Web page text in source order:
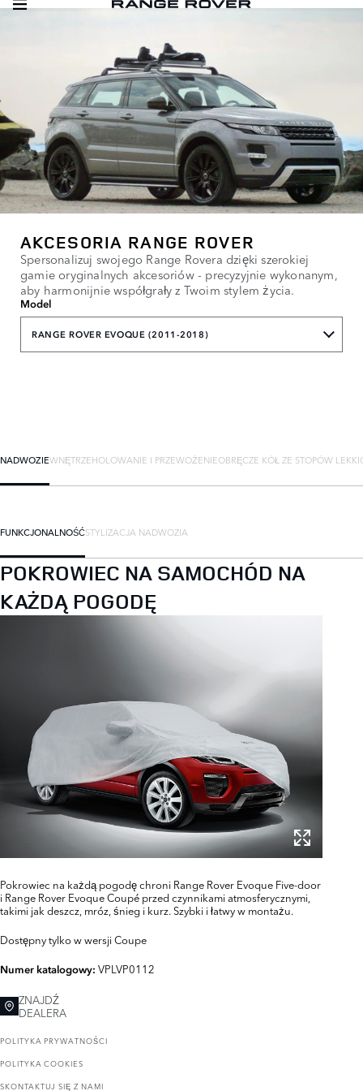
AKCESORIA RANGE ROVER
Spersonalizuj swojego Range Rovera dzięki szerokiej
gamie oryginalnych akcesoriów - precyzyjnie wykonanym,
aby harmonijnie współgrały z Twoim stylem życia.
Model
RANGE ROVER EVOQUE (2011-2018)
NADWOZIEWNĘTRZEHOLOWANIE I PRZEWOŻENIEOBRĘCZE KÓŁ ZE STOPÓW
FUNKCJONALNOŚĆSTYLIZACJA NADWOZIA
POKROWIEC NA SAMOCHÓD NA
KAŻDĄ POGODĘ
Pokrowiec na każdą pogodę chroni Range Rover Evoque Five-door
i Range Rover Evoque Coupé przed czynnikami atmosferycznymi,
takimi jak deszcz, mróz, śnieg i kurz. Szybki i łatwy w montażu.
Dostępny tylko w wersji Coupe
Numer katalogowy: VPLVP0112
ZNAJDŹ
DEALERA
POLITYKA PRYWATNOŚCI
POLITYKA COOKIES
SKONTAKTUJ SIĘ Z NAMI